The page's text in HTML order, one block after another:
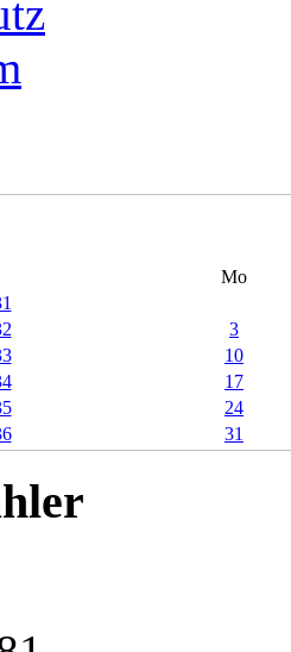
Mo
3
10
17
24
31